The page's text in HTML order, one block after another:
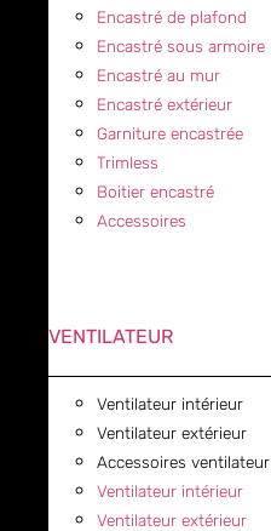
Encastré de plafond
Encastré sous armoire
Encastré au mur
Encastré extérieur
Garniture encastrée
Trimless
Boitier encastré
Accessoires
VENTILATEUR
Ventilateur intérieur
Ventilateur extérieur
Accessoires ventilateur
Ventilateur intérieur
Ventilateur extérieur